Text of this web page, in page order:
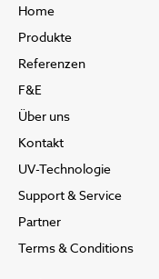
Home
Produkte
Referenzen
F&E
Über uns
Kontakt
UV-Technologie
Support & Service
Partner
Terms & Conditions